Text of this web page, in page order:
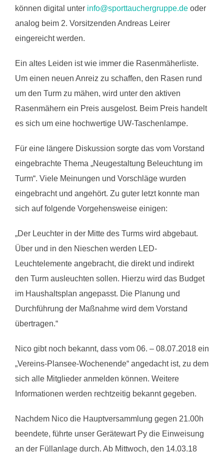
können digital unter info@sporttauchergruppe.de oder
analog beim 2. Vorsitzenden Andreas Leirer
eingereicht werden.
Ein altes Leiden ist wie immer die Rasenmäherliste.
Um einen neuen Anreiz zu schaffen, den Rasen rund
um den Turm zu mähen, wird unter den aktiven
Rasenmähern ein Preis ausgelost. Beim Preis handelt
es sich um eine hochwertige UW-Taschenlampe.
Für eine längere Diskussion sorgte das vom Vorstand
eingebrachte Thema „Neugestaltung Beleuchtung im
Turm“. Viele Meinungen und Vorschläge wurden
eingebracht und angehört. Zu guter letzt konnte man
sich auf folgende Vorgehensweise einigen:
„Der Leuchter in der Mitte des Turms wird abgebaut.
Über und in den Nieschen werden LED-
Leuchtelemente angebracht, die direkt und indirekt
den Turm ausleuchten sollen. Hierzu wird das Budget
im Haushaltsplan angepasst. Die Planung und
Durchführung der Maßnahme wird dem Vorstand
übertragen.“
Nico gibt noch bekannt, dass vom 06. – 08.07.2018 ein
„Vereins-Plansee-Wochenende“ angedacht ist, zu dem
sich alle Mitglieder anmelden können. Weitere
Informationen werden rechtzeitig bekannt gegeben.
Nachdem Nico die Hauptversammlung gegen 21.00h
beendete, führte unser Gerätewart Py die Einweisung
an der Füllanlage durch. Ab Mittwoch, den 14.03.18